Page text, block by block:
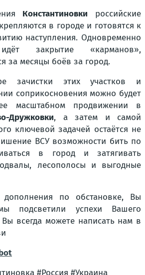
Константиновки российские
в городе и готовятся к
наступления. Одновременно
закрытие «карманов»,
за месяцы боёв за город.
этих участков и
соприкосновения можно будет
масштабном продвижении в
Дружковки, а затем и самой
ключевой задачей остаётся не
ВСУ возможности бить по
в город и затягивать
лесополосы и выгодные
по обстановке, Вы
подсветили успехи Вашего
всегда можете написать нам в